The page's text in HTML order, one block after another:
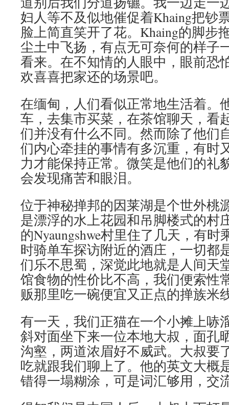
妇人等不及似地催促着Khaing把钞
脸上简直笑开了花。Khaing的脚步
尘土中飞扬，有点无可奈何的样子
看来。在不知情的人眼中，眼前恐
欢喜喜把家还的场景吧。
在缅甸，人们看似正常地生活着。
车，去集市买菜，在茶馆聊天，看
们并没有什么不同。然而除了他们
们内心牵挂的事情有多沉重，有时
力才能保持正常。微笑是他们的礼
会发现痛苦和眼泪。
位于神秘掸邦的因莱湖是个世外桃
是漂浮的水上花园和吊脚楼式的村
的Nyaungshwe村里住了几天，有
时骑单车探访附近的酒庄，一切都
们乐不思蜀，深觉此地就是人间天
馆食物的性价比不高，我们便索性
贩那里吃一碗便宜又正点的掸族米
有一天，我们正猫在一个小摊上哧
斜对面坐下来一位本地大叔，面孔
沟壑，两道浓眉好不威武。大叔要
吃就跟我们聊上了。他的英文大概
错得一塌糊涂，可是词汇够用，交